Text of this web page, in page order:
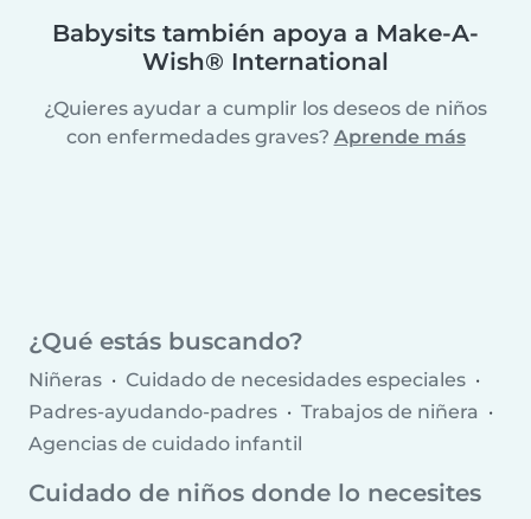
Babysits también apoya a Make-A-
Wish® International
¿Quieres ayudar a cumplir los deseos de niños
con enfermedades graves? Aprende más
¿Qué estás buscando?
Niñeras
Cuidado de necesidades especiales
Padres-ayudando-padres
Trabajos de niñera
Agencias de cuidado infantil
Cuidado de niños donde lo necesites